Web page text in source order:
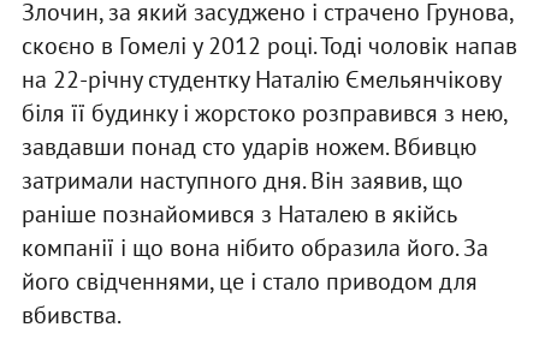
Злочин, за який засуджено і страчено Грунова,
скоєно в Гомелі у 2012 році. Тоді чоловік напав
на 22-річну студентку Наталію Ємельянчікову
біля її будинку і жорстоко розправився з нею,
завдавши понад сто ударів ножем. Вбивцю
затримали наступного дня. Він заявив, що
раніше познайомився з Наталею в якійсь
компанії і що вона нібито образила його. За
його свідченнями, це і стало приводом для
вбивства.